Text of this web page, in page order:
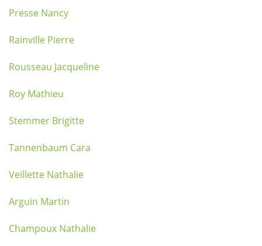
Presse Nancy
Rainville Pierre
Rousseau Jacqueline
Roy Mathieu
Stemmer Brigitte
Tannenbaum Cara
Veillette Nathalie
Arguin Martin
Champoux Nathalie